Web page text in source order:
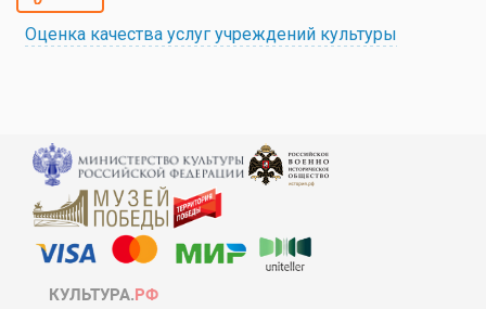
Оценка качества услуг учреждений культуры